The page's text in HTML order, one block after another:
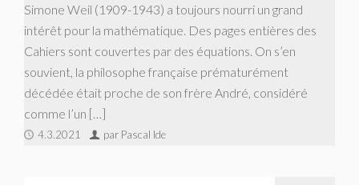
Simone Weil (1909-1943) a toujours nourri un grand
intérêt pour la mathématique. Des pages entières des
Cahiers sont couvertes par des équations. On s’en
souvient, la philosophe française prématurément
décédée était proche de son frère André, considéré
comme l’un […]
4.3.2021 par Pascal Ide